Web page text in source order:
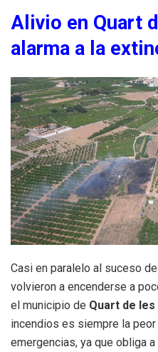
Alivio en Quart
alarma a la
Casi en paralelo al suceso
volvieron a encenderse a
el municipio de Quart de les
incendios es siempre la
emergencias, ya que obliga